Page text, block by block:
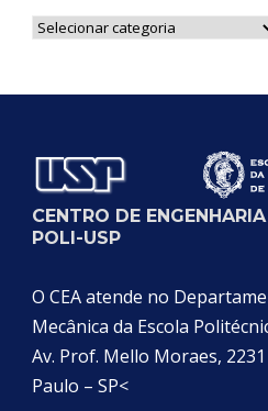
Notícias
CENTRO DE
POLI-USP
O CEA atende no
Mecânica da Escola
Av. Prof. Mello Moraes, 2231
Paulo – SP<